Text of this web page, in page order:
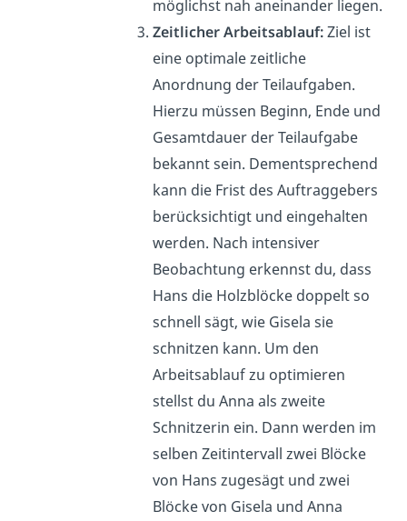
möglichst nah aneinander liegen.
Zeitlicher Arbeitsablauf:Ziel ist
eine optimale zeitliche
Anordnung der Teilaufgaben.
Hierzu müssen Beginn, Ende und
Gesamtdauer der Teilaufgabe
bekannt sein. Dementsprechend
kann die Frist des Auftraggebers
berücksichtigt und eingehalten
werden. Nach intensiver
Beobachtung erkennst du, dass
Hans die Holzblöcke doppelt so
schnell sägt, wie Gisela sie
schnitzen kann. Um den
Arbeitsablauf zu optimieren
stellst du Anna als zweite
Schnitzerin ein. Dann werden im
selben Zeitintervall zwei Blöcke
von Hans zugesägt und zwei
Blöcke von Gisela und Anna